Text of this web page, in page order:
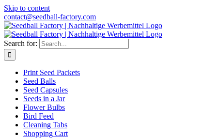
Skip to content
contact@seedball-factory.com
Search for:
Print Seed Packets
Seed Balls
Seed Capsules
Seeds in a Jar
Flower Bulbs
Bird Feed
Cleaning Tabs
Shopping Cart